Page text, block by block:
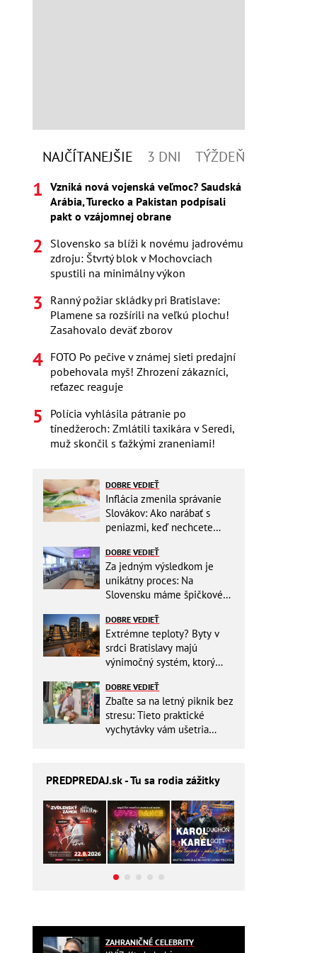
NAJČÍTANEJŠIE 3 DNI TÝŽDEŇ
Vzniká nová vojenská veľmoc? Saudská
Arábia, Turecko a Pakistan podpísali
pakt o vzájomnej obrane
Slovensko sa blíži k novému jadrovému
zdroju: Štvrtý blok v Mochovciach
spustili na minimálny výkon
Ranný požiar skládky pri Bratislave:
Plamene sa rozšírili na veľkú plochu!
Zasahovalo deväť zborov
FOTO Po pečive v známej sieti predajní
pobehovala myš! Zhrození zákazníci,
reťazec reaguje
Polícia vyhlásila pátranie po
tínedžeroch: Zmlátili taxikára v Seredi,
muž skončil s ťažkými zraneniami!
DOBRE VEDIEŤ
Inflácia zmenila správanie
Slovákov: Ako narábať s
peniazmi, keď nechcete
DOBRE VEDIEŤ
Za jedným výsledkom je
unikátny proces: Na
Slovensku máme špičkové
DOBRE VEDIEŤ
Extrémne teploty? Byty v
srdci Bratislavy majú
výnimočný systém, ktorý
DOBRE VEDIEŤ
Zbaľte sa na letný piknik bez
stresu: Tieto praktické
vychytávky vám ušetria
PREDPREDAJ.sk - Tu sa rodia zážitky
ZAHRANIČNÉ CELEBRITY